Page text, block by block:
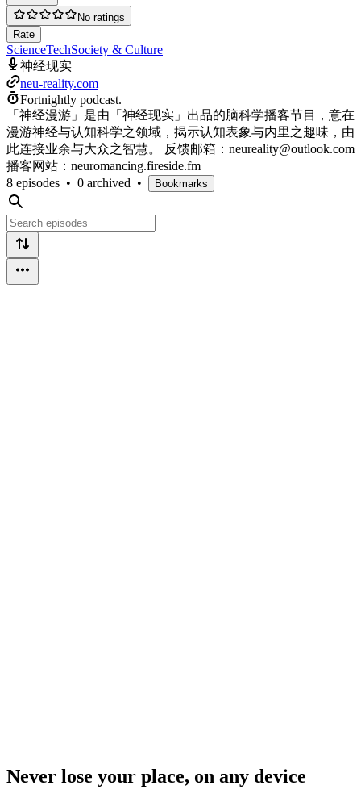
No ratings
Rate
ScienceTechSociety & Culture
神经现实
neu-reality.com
Fortnightly podcast.
「神经漫游」是由「神经现实」出品的脑科学播客节目，意在
漫游神经与认知科学之领域，揭示认知表象与内里之趣味，由
此连接业余与大众之智慧。 反馈邮箱：neureality@outlook.com
播客网站：neuromancing.fireside.fm
8 episodes • 0 archived • Bookmarks
Never lose your place, on any device